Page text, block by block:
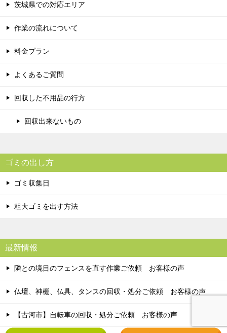
茨城県での対応エリア
作業の流れについて
料金プラン
よくあるご質問
回収した不用品の行方
回収出来ないもの
ゴミの出し方
ゴミ収集日
粗大ゴミを出す方法
最新情報
隣との境目のフェンスを直す作業ご依頼 お客様の声
仏壇、神棚、仏具、タンスの回収・処分ご依頼 お客様の声
【古河市】自転車の回収・処分ご依頼 お客様の声